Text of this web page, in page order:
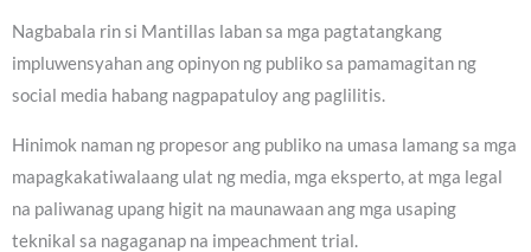
Nagbabala rin si Mantillas laban sa mga pagtatangkang
impluwensyahan ang opinyon ng publiko sa pamamagitan ng
social media habang nagpapatuloy ang paglilitis.
Hinimok naman ng propesor ang publiko na umasa lamang sa mga
mapagkakatiwalaang ulat ng media, mga eksperto, at mga legal
na paliwanag upang higit na maunawaan ang mga usaping
teknikal sa nagaganap na impeachment trial.